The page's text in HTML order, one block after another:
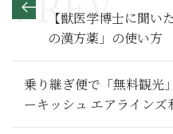
【獣医学博士に聞い
の漢方薬」の使い方
乗り継ぎ便で「無料観光
ーキッシュ エアライン
ール観光ができる裏技と